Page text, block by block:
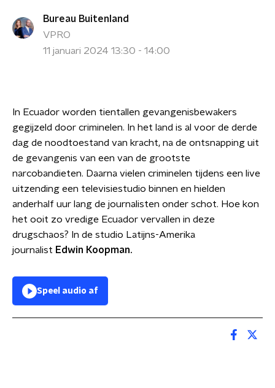
Bureau Buitenland
VPRO
11 januari 2024 13:30 - 14:00
In Ecuador worden tientallen gevangenisbewakers
gegijzeld door criminelen. In het land is al voor de derde
dag de noodtoestand van kracht, na de ontsnapping uit
de gevangenis van een van de grootste
narcobandieten. Daarna vielen criminelen tijdens een live
uitzending een televisiestudio binnen en hielden
anderhalf uur lang de journalisten onder schot. Hoe kon
het ooit zo vredige Ecuador vervallen in deze
drugschaos? In de studio Latijns-Amerika
journalist Edwin Koopman.
Speel audio af